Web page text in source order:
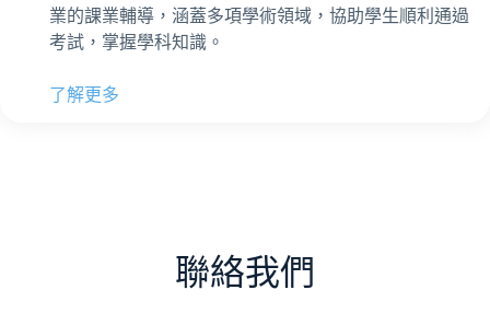
業的課業輔導，涵蓋多項學術領域，協助學生順利通過
考試，掌握學科知識。
了解更多
聯絡我們